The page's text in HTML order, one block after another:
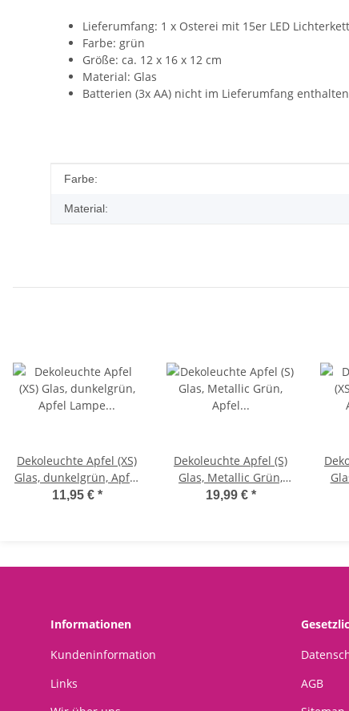
Lieferumfang: 1 x Osterei mit 15er LED
Farbe: grün
Größe: ca. 12 x 16 x 12 cm
Material: Glas
Batterien (3x AA) nicht im Lieferumfang enthalten
Produkteigenschaft
Wert
Farbe:
Material:
Dekoleuchte Apfel (XS)
Glas, dunkelgrün, Apfel
Lampe mit LED
11,95 € *
Dekoleuchte Apfel (S)
Glas, Metallic Grün,
Apfel Lampe mit 20 LED
19,99 € *
Informationen
Kundeninformation
Links
AGB